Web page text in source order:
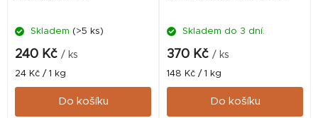
Skladem (>5 ks)
240 Kč / ks
Měrná
cena:
24 Kč / 1 kg
Do košíku
Skladem do 3 dní.
370 Kč / ks
Měrná
cena:
148 Kč / 1 kg
Do košíku